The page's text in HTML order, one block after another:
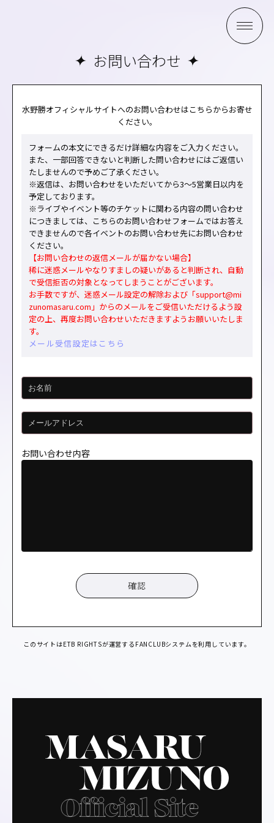
お問い合わせ
水野勝オフィシャルサイトへのお問い合わせはこちらからお寄せ
ください。
フォームの本文にできるだけ詳細な内容をご入力ください。
また、一部回答できないと判断した問い合わせにはご返信い
たしませんので予めご了承ください。
※返信は、お問い合わせをいただいてから3～5営業日以内を
予定しております。
※ライブやイベント等のチケットに関わる内容の問い合わせ
につきましては、こちらのお問い合わせフォームではお答え
できませんので各イベントのお問い合わせ先にお問い合わせ
ください。
【お問い合わせの返信メールが届かない場合】
稀に迷惑メールやなりすましの疑いがあると判断され、自動
で受信拒否の対象となってしまうことがございます。
お手数ですが、迷惑メール設定の解除および「support@mi
zunomasaru.com」からのメールをご受信いただけるよう設
定の上、再度お問い合わせいただきますようお願いいたしま
す。
メール受信設定はこちら
お問い合わせ内容
確認
このサイトはETB RIGHTSが運営するFANCLUBシステムを利用しています。